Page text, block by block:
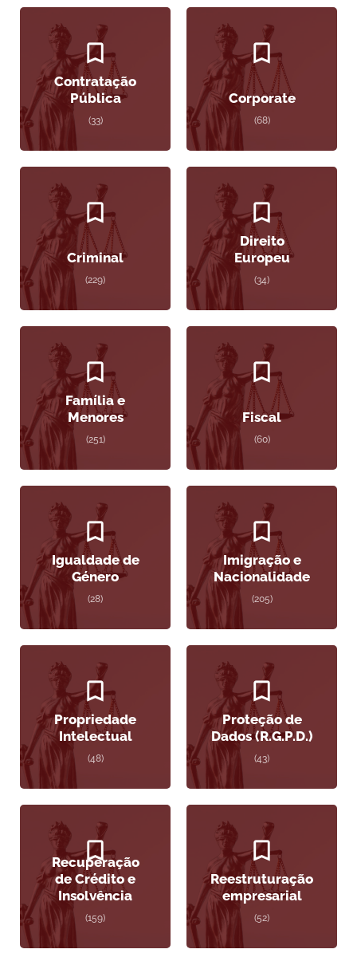
Contratação
Pública
(33)
Corporate
(68)
Criminal
(229)
Direito
Europeu
(34)
Família e
Menores
(251)
Fiscal
(60)
Igualdade de
Género
(28)
Imigração e
Nacionalidade
(205)
Propriedade
Intelectual
(48)
Proteção de
Dados (R.G.P.D.)
(43)
Recuperação
de Crédito e
Insolvência
(159)
Reestruturação
empresarial
(52)